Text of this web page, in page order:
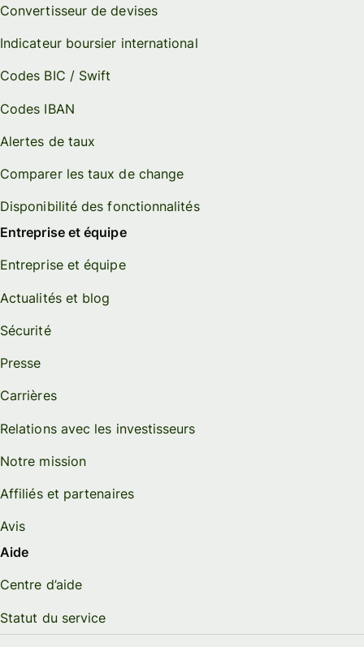
Convertisseur de devises
Indicateur boursier international
Codes BIC / Swift
Codes IBAN
Alertes de taux
Comparer les taux de change
Disponibilité des fonctionnalités
Entreprise et équipe
Entreprise et équipe
Actualités et blog
Sécurité
Presse
Carrières
Relations avec les investisseurs
Notre mission
Affiliés et partenaires
Avis
Aide
Centre d’aide
Statut du service